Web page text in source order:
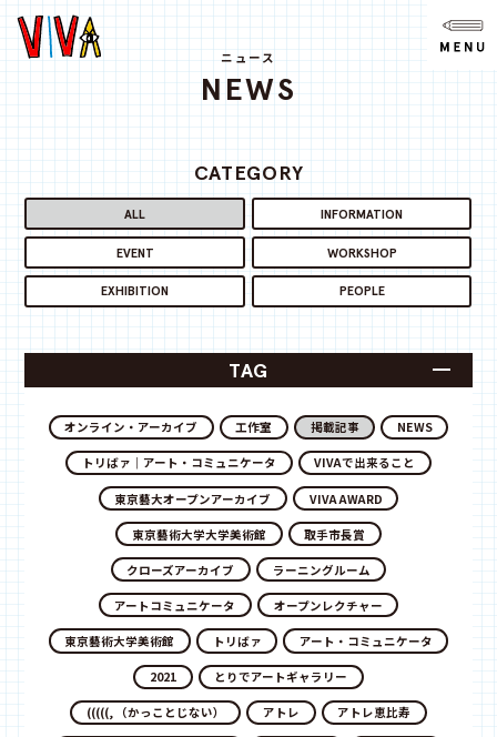
ABOUT
SPACE
スペース
アクセス
お問い合わせ
youtube
ニュース
NEWS
CATEGORY
ALL INFORMATION
EVENT WORKSHOP
EXHIBITION PEOPLE
TAG
オンライン・アーカイブ 工作室 掲載記事 NEWS
トリばァ｜アート・コミュニケータ VIVAで出来ること
東京藝大オープンアーカイブ VIVA AWARD
東京藝術大学大学美術館 取手市長賞
クローズアーカイブ ラーニングルーム
アートコミュニケータ オープンレクチャー
東京藝術大学美術館 トリばァ アート・コミュニケータ
2021 とりでアートギャラリー
(((((, （かっことじない） アトレ アトレ恵比寿